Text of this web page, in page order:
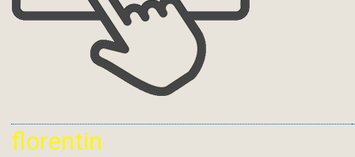
florentin